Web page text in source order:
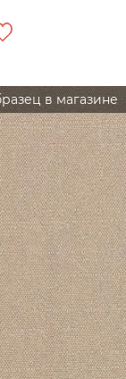
в магазине